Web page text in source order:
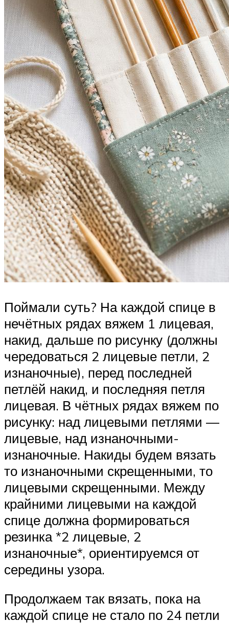
Поймали суть? На каждой спице в
нечётных рядах вяжем 1 лицевая,
накид, дальше по рисунку (должны
чередоваться 2 лицевые петли, 2
изнаночные), перед последней
петлёй накид, и последняя петля
лицевая. В чётных рядах вяжем по
рисунку: над лицевыми петлями —
лицевые, над изнаночными-
изнаночные. Накиды будем вязать
то изнаночными скрещенными, то
лицевыми скрещенными. Между
крайними лицевыми на каждой
спице должна формироваться
резинка *2 лицевые, 2
изнаночные*, ориентируемся от
середины узора.
Продолжаем так вязать, пока на
каждой спице не стало по 24 петли